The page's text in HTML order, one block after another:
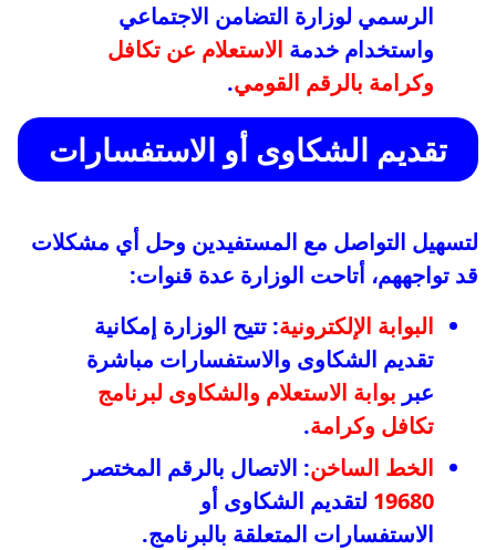
الرسمي لوزارة التضامن الاجتماعي
واستخدام خدمة الاستعلام عن تكافل
وكرامة بالرقم القومي.
تقديم الشكاوى أو الاستفسارات
لتسهيل التواصل مع المستفيدين وحل أي مشكلات
قد تواجههم، أتاحت الوزارة عدة قنوات:
البوابة الإلكترونية: تتيح الوزارة إمكانية
تقديم الشكاوى والاستفسارات مباشرة
عبر بوابة الاستعلام والشكاوى لبرنامج
تكافل وكرامة.
الخط الساخن: الاتصال بالرقم المختصر
19680 لتقديم الشكاوى أو
الاستفسارات المتعلقة بالبرنامج.